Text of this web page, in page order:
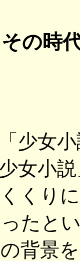
その時
少女
女小
くり
たと
背景